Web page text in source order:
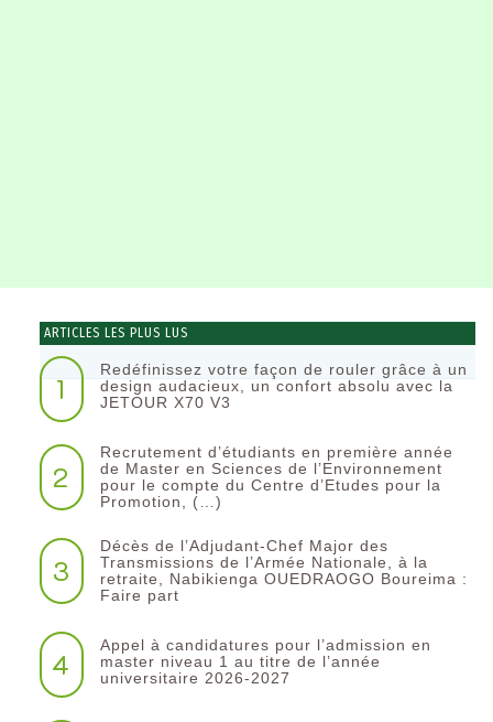
ARTICLES LES PLUS LUS
1
Redéfinissez votre façon de rouler grâce à un
design audacieux, un confort absolu avec la
JETOUR X70 V3
2
Recrutement d’étudiants en première année
de Master en Sciences de l’Environnement
pour le compte du Centre d’Etudes pour la
Promotion, (…)
3
Décès de l’Adjudant-Chef Major des
Transmissions de l’Armée Nationale, à la
retraite, Nabikienga OUEDRAOGO Boureima :
Faire part
4
Appel à candidatures pour l’admission en
master niveau 1 au titre de l’année
universitaire 2026-2027